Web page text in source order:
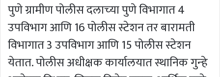
पुणे ग्रामीण पोलीस दलाच्‍या पुणे विभागात 4
उपविभाग आणि 16 पोलीस स्‍टेशन तर बारामती
विभागात 3 उपविभाग आणि 15 पोलीस स्‍टेशन
येतात. पोलीस अधीक्षक कार्यालयात स्‍थानिक गुन्‍हे